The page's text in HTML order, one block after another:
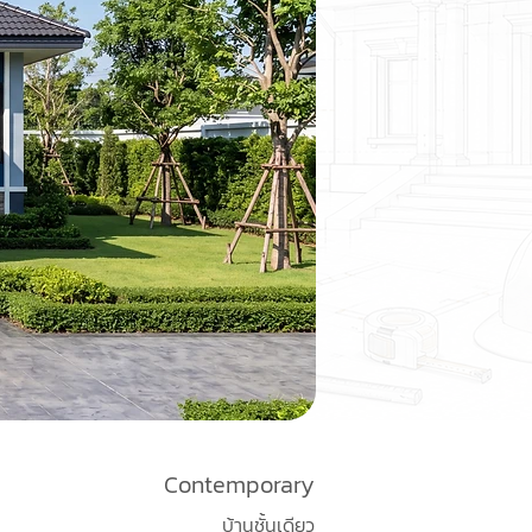
Contemporary
บ้านชั้นเดียว